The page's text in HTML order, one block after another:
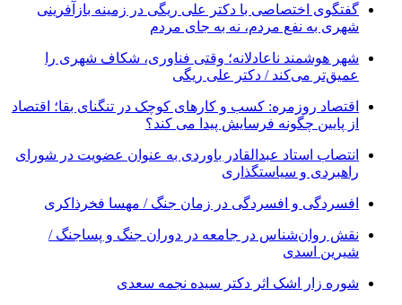
گفتگوی اختصاصی با دکتر علی ریگی در زمینه بازآفرینی
شهری به نفع مردم، نه به جای مردم
شهر هوشمند ناعادلانه؛ وقتی فناوری، شکاف شهری را
عمیق‌تر می‌کند / دکتر علی ریگی
اقتصاد روزمره: کسب‌ و کارهای کوچک در تنگنای بقا؛ اقتصاد
از پایین چگونه فرسایش پیدا می کند؟
انتصاب استاد عبدالقادر باوردی به عنوان عضویت در شورای
راهبردی و سیاستگذاری
افسردگی و افسردگی در زمان جنگ / مهسا فخرذاکری
نقش روان‌شناس در جامعه در دوران جنگ و پساجنگ /
شیرین اسدی
شوره زار اشک اثر دکتر سیده نجمه سعدی